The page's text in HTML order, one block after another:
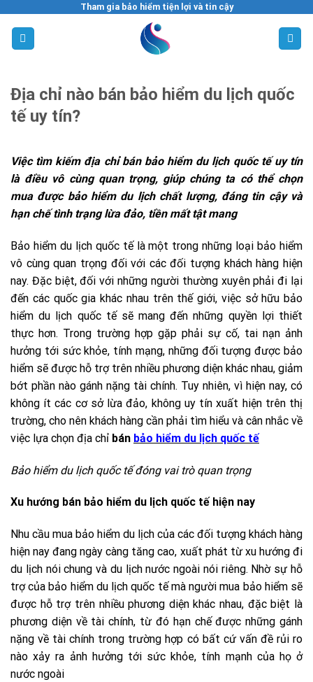
content
Tham gia bảo hiểm tiện lợi và tin cậy
Địa chỉ nào bán bảo hiểm du lịch quốc
tế uy tín?
Việc tìm kiếm địa chỉ bán bảo hiểm du lịch quốc tế uy tín
là điều vô cùng quan trọng, giúp chúng ta có thể chọn
mua được bảo hiểm du lịch chất lượng, đáng tin cậy và
hạn chế tình trạng lừa đảo, tiền mất tật mang
Bảo hiểm du lịch quốc tế là một trong những loại bảo hiểm
vô cùng quan trọng đối với các đối tượng khách hàng hiện
nay. Đặc biệt, đối với những người thường xuyên phải đi lại
đến các quốc gia khác nhau trên thế giới, việc sở hữu bảo
hiểm du lịch quốc tế sẽ mang đến những quyền lợi thiết
thực hơn. Trong trường hợp gặp phải sự cố, tai nạn ảnh
hưởng tới sức khỏe, tính mạng, những đối tượng được bảo
hiểm sẽ được hỗ trợ trên nhiều phương diện khác nhau, giảm
bớt phần nào gánh nặng tài chính. Tuy nhiên, vì hiện nay, có
không ít các cơ sở lừa đảo, không uy tín xuất hiện trên thị
trường, cho nên khách hàng cần phải tìm hiểu và cân nhắc về
việc lựa chọn địa chỉ bán bảo hiểm du lịch quốc tế
Bảo hiểm du lịch quốc tế đóng vai trò quan trọng
Xu hướng bán bảo hiểm du lịch quốc tế hiện nay
Nhu cầu mua bảo hiểm du lịch của các đối tượng khách hàng
hiện nay đang ngày càng tăng cao, xuất phát từ xu hướng đi
du lịch nói chung và du lịch nước ngoài nói riêng. Nhờ sự hỗ
trợ của bảo hiểm du lịch quốc tế mà người mua bảo hiểm sẽ
được hỗ trợ trên nhiều phương diện khác nhau, đặc biệt là
phương diện về tài chính, từ đó hạn chế được những gánh
nặng về tài chính trong trường hợp có bất cứ vấn đề rủi ro
nào xảy ra ảnh hưởng tới sức khỏe, tính mạnh của họ ở
nước ngoài